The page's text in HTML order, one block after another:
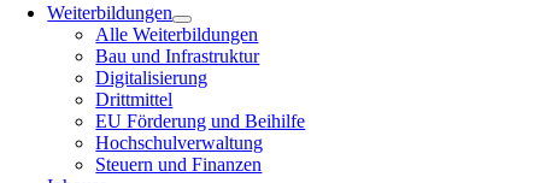
Weiterbildungen
Alle Weiterbildungen
Bau und Infrastruktur
Digitalisierung
Drittmittel
EU Förderung und Beihilfe
Hochschulverwaltung
Steuern und Finanzen